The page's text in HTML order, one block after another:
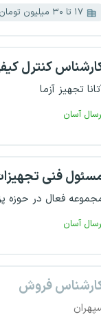
۱۷ تا ۳۰ میلیون تومان
کنترل
تجهیز آزما
آسان
فنی
فعال در حوزه
آسان
فروش